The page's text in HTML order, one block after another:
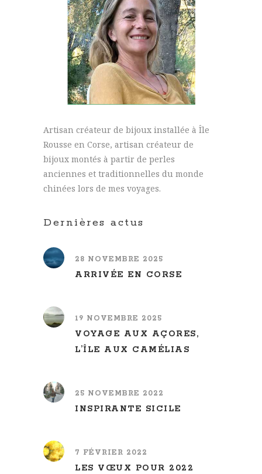
Artisan créateur de bijoux installée à Île
Rousse en Corse, artisan créateur de
bijoux montés à partir de perles
anciennes et traditionnelles du monde
chinées lors de mes voyages.
Dernières actus
28 NOVEMBRE 2025
ARRIVÉE EN CORSE
19 NOVEMBRE 2025
VOYAGE AUX AÇORES,
L’ÎLE AUX CAMÉLIAS
25 NOVEMBRE 2022
INSPIRANTE SICILE
7 FÉVRIER 2022
LES VŒUX POUR 2022